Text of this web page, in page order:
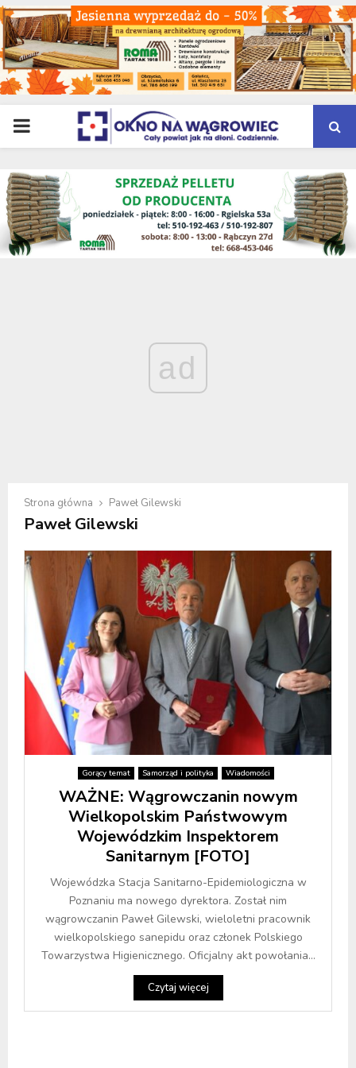
PRIMARY
MENU
ad
Strona główna Paweł Gilewski
Paweł Gilewski
Gorący temat Samorząd i polityka Wiadomości
WAŻNE: Wągrowczanin nowym
Wielkopolskim Państwowym
Wojewódzkim Inspektorem
Sanitarnym [FOTO]
Wojewódzka Stacja Sanitarno-Epidemiologiczna w
Poznaniu ma nowego dyrektora. Został nim
wągrowczanin Paweł Gilewski, wieloletni pracownik
wielkopolskiego sanepidu oraz członek Polskiego
Towarzystwa Higienicznego. Oficjalny akt powołania...
Czytaj więcej